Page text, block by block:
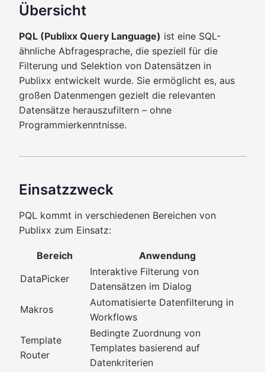
Übersicht
PQL (Publixx Query Language) ist eine SQL-
ähnliche Abfragesprache, die speziell für die
Filterung und Selektion von Datensätzen in
Publixx entwickelt wurde. Sie ermöglicht es, aus
großen Datenmengen gezielt die relevanten
Datensätze herauszufiltern – ohne
Programmierkenntnisse.
Einsatzzweck
PQL kommt in verschiedenen Bereichen von
Publixx zum Einsatz:
Bereich
Anwendung
DataPicker
Interaktive Filterung von
Datensätzen im Dialog
Makros
Automatisierte Datenfilterung in
Workflows
Template
Router
Bedingte Zuordnung von
Templates basierend auf
Datenkriterien